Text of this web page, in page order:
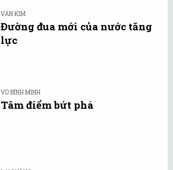
VĂN KIM
Đường đua mới của nước tăng
lực
VŨ BÌNH MINH
Tâm điểm bứt phá